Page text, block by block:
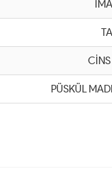
CİNS
PÜSKÜL